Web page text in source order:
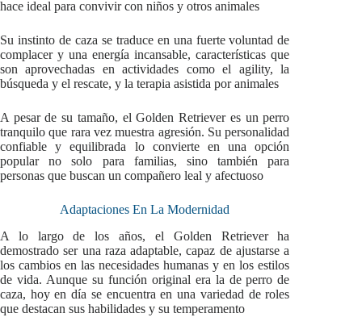
hace ideal para convivir con niños y otros animales
Su instinto de caza se traduce en una fuerte voluntad de
complacer y una energía incansable, características que
son aprovechadas en actividades como el agility, la
búsqueda y el rescate, y la terapia asistida por animales
A pesar de su tamaño, el Golden Retriever es un perro
tranquilo que rara vez muestra agresión. Su personalidad
confiable y equilibrada lo convierte en una opción
popular no solo para familias, sino también para
personas que buscan un compañero leal y afectuoso
Adaptaciones En La Modernidad
A lo largo de los años, el Golden Retriever ha
demostrado ser una raza adaptable, capaz de ajustarse a
los cambios en las necesidades humanas y en los estilos
de vida. Aunque su función original era la de perro de
caza, hoy en día se encuentra en una variedad de roles
que destacan sus habilidades y su temperamento